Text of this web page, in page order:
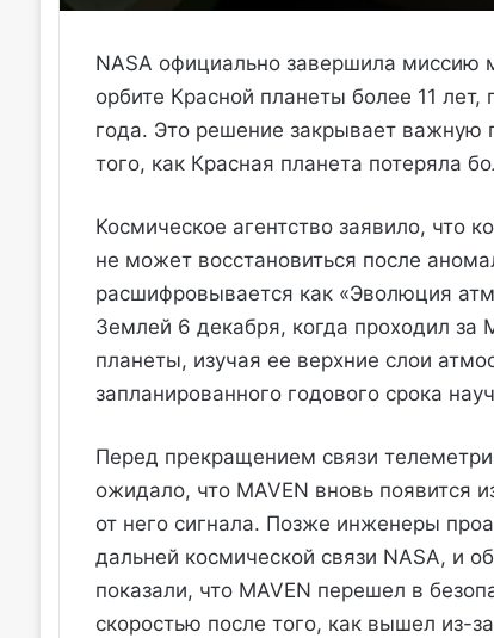
NASA официально завершила миссию
орбите Красной планеты более 11
года. Это решение закрывает важную
того, как Красная планета потеряла
Космическое агентство заявило, что
не может восстановиться после
расшифровывается как «Эволюция
Землей 6 декабря, когда проходил за
планеты, изучая ее верхние слои
запланированного годового срока
Перед прекращением связи
ожидало, что MAVEN вновь появится
от него сигнала. Позже инженеры
дальней космической связи NASA, и
показали, что MAVEN перешел в
скоростью после того, как вышел из-